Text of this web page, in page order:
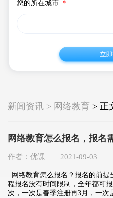
您的所在城市 ＊
新闻资讯 > 网络教育 > 正
网络教育怎么报名，报名
作者：优课 2021-09-03
网络教育怎么报名？报名的前
程报名没有时间限制，全年都可
次，一次是春季注册再3月，一次